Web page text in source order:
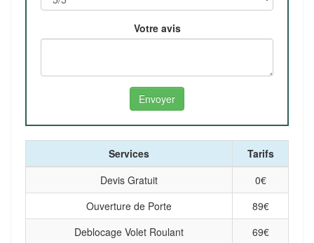
Votre avis
Services
Tarifs
Devis Gratuit
0€
Ouverture de Porte
89€
Deblocage Volet Roulant
69€